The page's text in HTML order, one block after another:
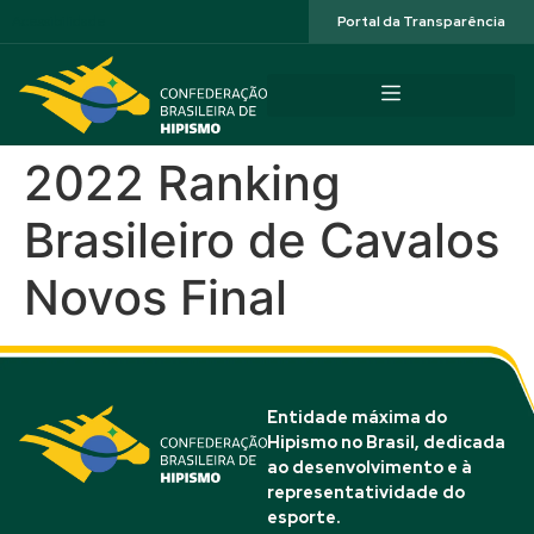
Portal da Transparência
2022 Ranking
Brasileiro de Cavalos
Novos Final
Entidade máxima do
Hipismo no Brasil, dedicada
ao desenvolvimento e à
representatividade do
esporte.